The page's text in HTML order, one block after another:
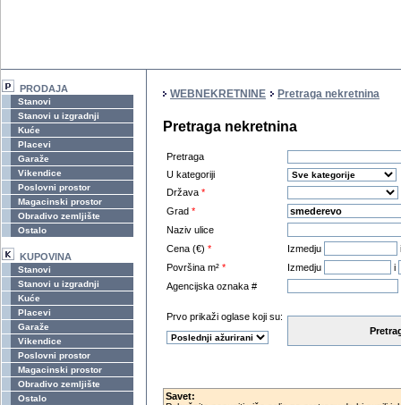
PRODAJA
Stanovi
Stanovi u izgradnji
Kuće
Placevi
Garaže
Vikendice
Poslovni prostor
Magacinski prostor
Obradivo zemljište
Ostalo
KUPOVINA
Stanovi
Stanovi u izgradnji
Kuće
Placevi
Garaže
Vikendice
Poslovni prostor
Magacinski prostor
Obradivo zemljište
Ostalo
WEBNEKRETNINE Pretraga nekretnina
Pretraga nekretnina
Pretraga
U kategoriji
Država *
Grad *
Naziv ulice
Cena (€) * Izmedju
Površina m² * Izmedju
i
Agencijska oznaka #
Prvo prikaži oglase koji su:
Savet: